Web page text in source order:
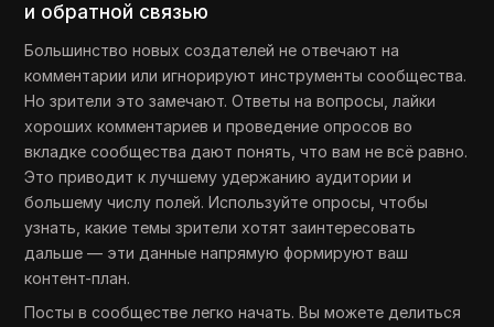
и обратной связью
Большинство новых создателей не отвечают на
комментарии или игнорируют инструменты сообщества.
Но зрители это замечают. Ответы на вопросы, лайки
хороших комментариев и проведение опросов во
вкладке сообщества дают понять, что вам не всё равно.
Это приводит к лучшему удержанию аудитории и
большему числу полей. Используйте опросы, чтобы
узнать, какие темы зрители хотят заинтересовать
дальше — эти данные напрямую формируют ваш
контент-план.
Посты в сообществе легко начать. Вы можете делиться